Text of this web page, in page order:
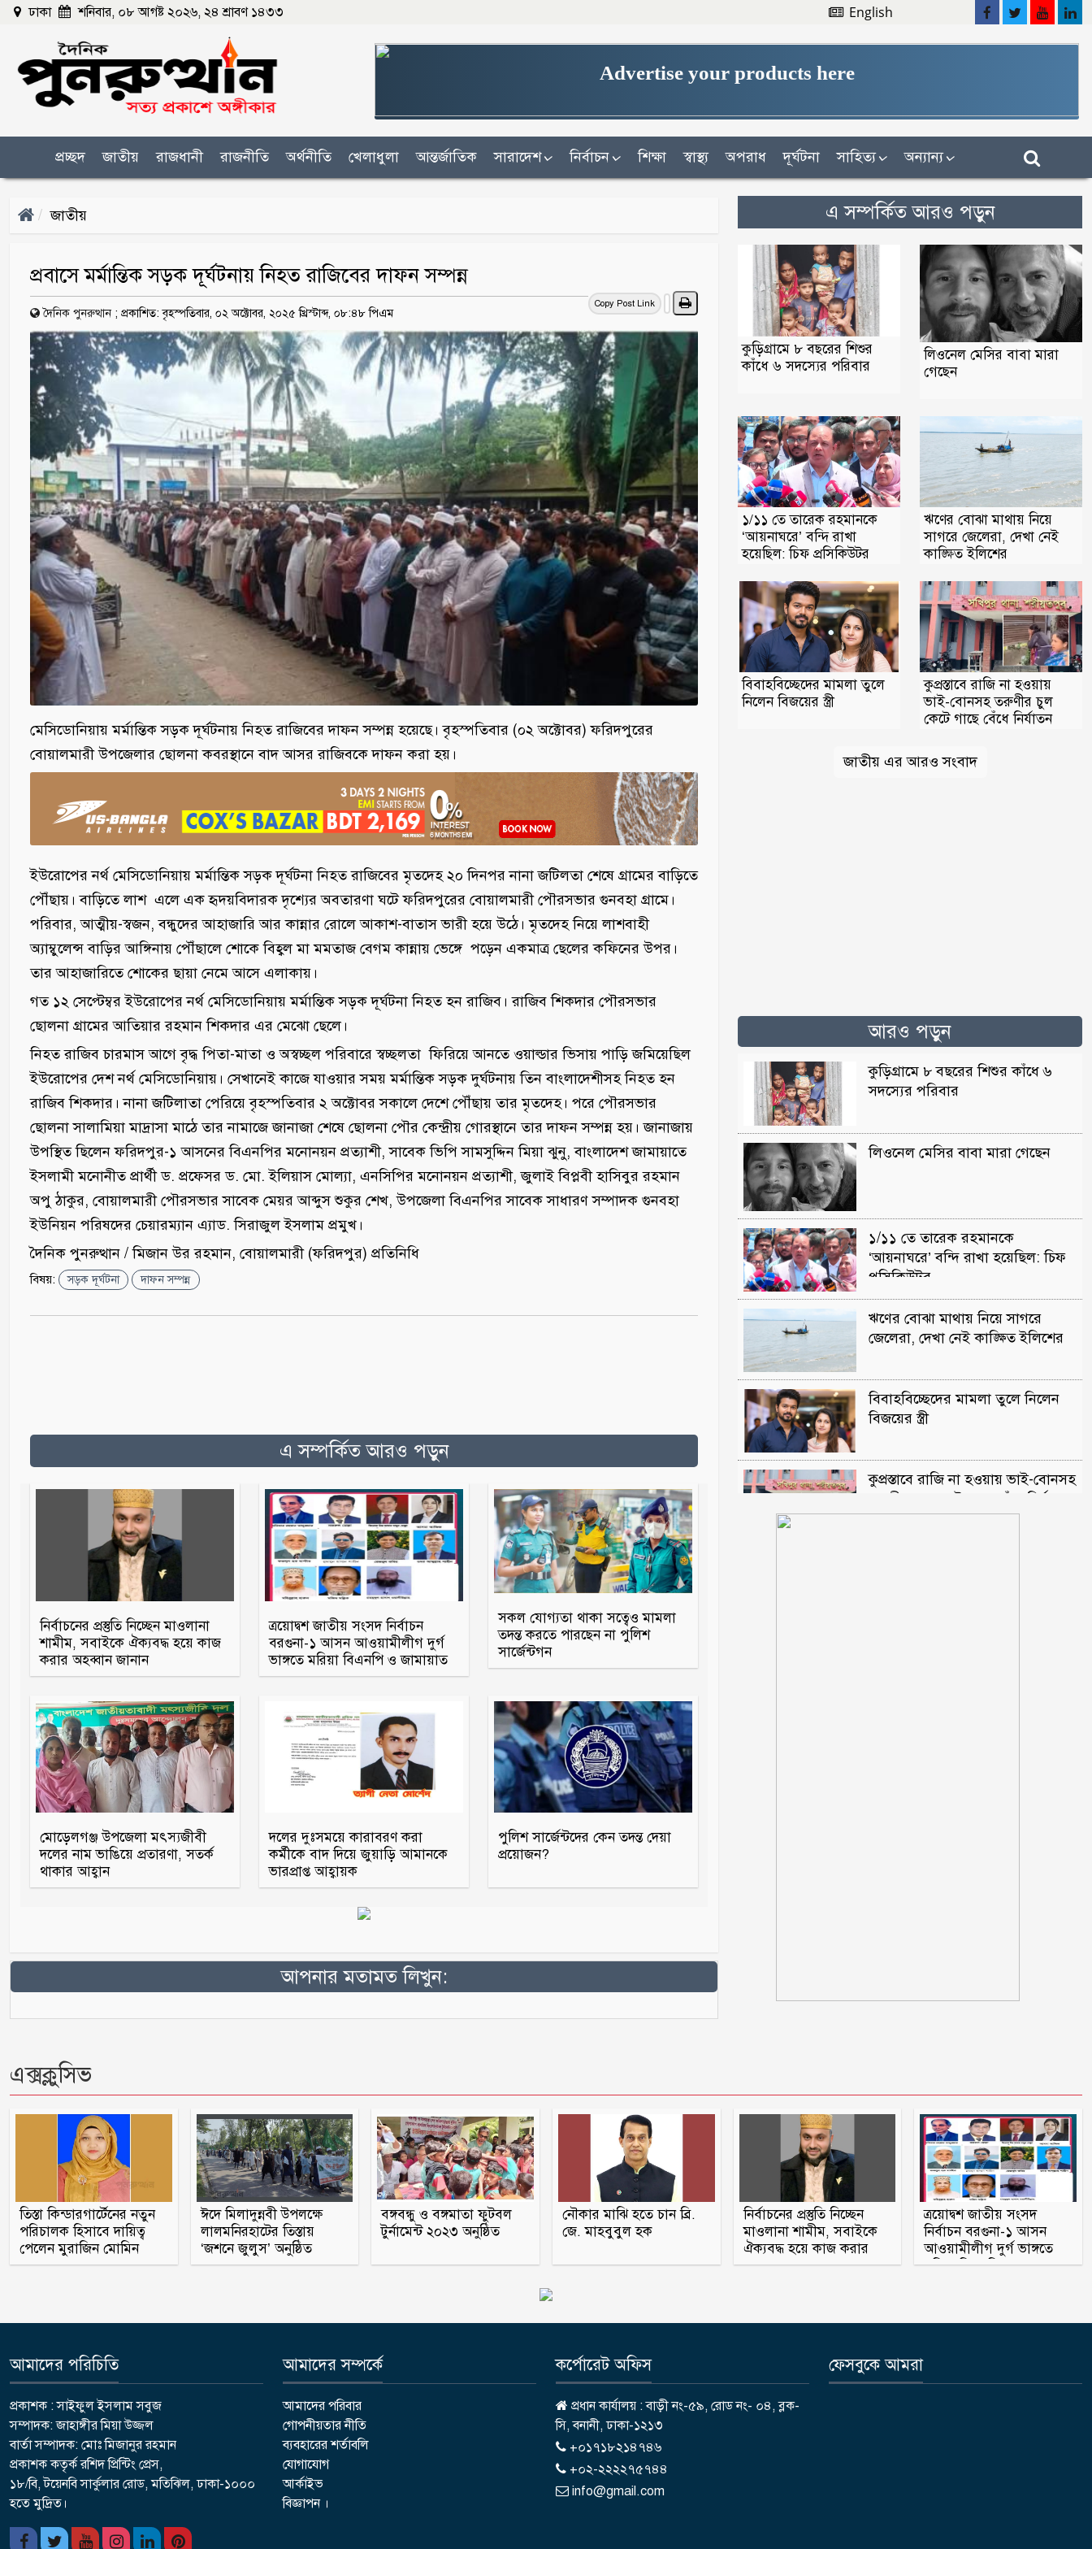
ঢাকা শনিবার, ০৮ আগষ্ট ২০২৬, ২৪ শ্রাবণ ১৪৩৩ English
Advertise your products here
প্রচ্ছদ জাতীয় রাজধানী রাজনীতি অর্থনীতি খেলাধুলা আন্তর্জাতিক সারাদেশ নির্বাচন শিক্ষা স্বাস্থ্য অপরাধ দূর্ঘটনা সাহিত্য অন্যান্য
জাতীয়
প্রবাসে মর্মান্তিক সড়ক দূর্ঘটনায় নিহত রাজিবের দাফন সম্পন্ন
Copy Post Link
দৈনিক পুনরুত্থান ; প্রকাশিত: বৃহস্পতিবার, ০২ অক্টোবর, ২০২৫ খ্রিস্টাব্দ, ০৮:৪৮ পিএম
মেসিডোনিয়ায় মর্মান্তিক সড়ক দূর্ঘটনায় নিহত রাজিবের দাফন সম্পন্ন হয়েছে। বৃহস্পতিবার (০২ অক্টোবর) ফরিদপুরের
বোয়ালমারী উপজেলার ছোলনা কবরস্থানে বাদ আসর রাজিবকে দাফন করা হয়।
ইউরোপের নর্থ মেসিডোনিয়ায় মর্মান্তিক সড়ক দূর্ঘটনা নিহত রাজিবের মৃতদেহ ২০ দিনপর নানা জটিলতা শেষে গ্রামের বাড়িতে
পৌঁছায়। বাড়িতে লাশ এলে এক হৃদয়বিদারক দৃশ্যের অবতারণা ঘটে ফরিদপুরের বোয়ালমারী পৌরসভার গুনবহা গ্রামে।
পরিবার, আত্মীয়-স্বজন, বন্ধুদের আহাজারি আর কান্নার রোলে আকাশ-বাতাস ভারী হয়ে উঠে। মৃতদেহ নিয়ে লাশবাহী
অ্যাম্বুলেন্স বাড়ির আঙ্গিনায় পৌঁছালে শোকে বিহ্বল মা মমতাজ বেগম কান্নায় ভেঙ্গে পড়েন একমাত্র ছেলের কফিনের উপর।
তার আহাজারিতে শোকের ছায়া নেমে আসে এলাকায়।
গত ১২ সেপ্টেম্বর ইউরোপের নর্থ মেসিডোনিয়ায় মর্মান্তিক সড়ক দূর্ঘটনা নিহত হন রাজিব। রাজিব শিকদার পৌরসভার
ছোলনা গ্রামের আতিয়ার রহমান শিকদার এর মেঝো ছেলে।
নিহত রাজিব চারমাস আগে বৃদ্ধ পিতা-মাতা ও অস্বচ্ছল পরিবারে স্বচ্ছলতা ফিরিয়ে আনতে ওয়াল্ডার ভিসায় পাড়ি জমিয়েছিল
ইউরোপের দেশ নর্থ মেসিডোনিয়ায়। সেখানেই কাজে যাওয়ার সময় মর্মান্তিক সড়ক দুর্ঘটনায় তিন বাংলাদেশীসহ নিহত হন
রাজিব শিকদার। নানা জটিলাতা পেরিয়ে বৃহস্পতিবার ২ অক্টোবর সকালে দেশে পৌঁছায় তার মৃতদেহ। পরে পৌরসভার
ছোলনা সালামিয়া মাদ্রাসা মাঠে তার নামাজে জানাজা শেষে ছোলনা পৌর কেন্দ্রীয় গোরস্থানে তার দাফন সম্পন্ন হয়। জানাজায়
উপস্থিত ছিলেন ফরিদপুর-১ আসনের বিএনপির মনোনয়ন প্রত্যাশী, সাবেক ভিপি সামসুদ্দিন মিয়া ঝুনু, বাংলাদেশ জামায়াতে
ইসলামী মনোনীত প্রার্থী ড. প্রফেসর ড. মো. ইলিয়াস মোল্যা, এনসিপির মনোনয়ন প্রত্যাশী, জুলাই বিপ্লবী হাসিবুর রহমান
অপু ঠাকুর, বোয়ালমারী পৌরসভার সাবেক মেয়র আব্দুস শুকুর শেখ, উপজেলা বিএনপির সাবেক সাধারণ সম্পাদক গুনবহা
ইউনিয়ন পরিষদের চেয়ারম্যান এ্যাড. সিরাজুল ইসলাম প্রমুখ।
দৈনিক পুনরুত্থান / মিজান উর রহমান, বোয়ালমারী (ফরিদপুর) প্রতিনিধি
বিষয়: সড়ক দূর্ঘটনা দাফন সম্পন্ন
এ সম্পর্কিত আরও পড়ুন
নির্বাচনের প্রস্তুতি নিচ্ছেন মাওলানা
শামীম, সবাইকে ঐক্যবদ্ধ হয়ে কাজ
করার অহব্বান জানান
ত্রয়োদ্বশ জাতীয় সংসদ নির্বাচন
বরগুনা-১ আসন আওয়ামীলীগ দুর্গ
ভাঙ্গতে মরিয়া বিএনপি ও জামায়াত
সকল যোগ্যতা থাকা সত্বেও মামলা
তদন্ত করতে পারছেন না পুলিশ
সার্জেন্টগন
মোড়েলগঞ্জ উপজেলা মৎস্যজীবী
দলের নাম ভাঙিয়ে প্রতারণা, সতর্ক
থাকার আহ্বান
দলের দুঃসময়ে কারাবরণ করা
কর্মীকে বাদ দিয়ে জুয়াড়ি আমানকে
ভারপ্রাপ্ত আহ্বায়ক
পুলিশ সার্জেন্টদের কেন তদন্ত দেয়া
প্রয়োজন?
আপনার মতামত লিখুন:
এ সম্পর্কিত আরও পড়ুন
কুড়িগ্রামে ৮ বছরের শিশুর
কাঁধে ৬ সদস্যের পরিবার
লিওনেল মেসির বাবা মারা
গেছেন
১/১১ তে তারেক রহমানকে
‘আয়নাঘরে’ বন্দি রাখা
হয়েছিল: চিফ প্রসিকিউটর
ঋণের বোঝা মাথায় নিয়ে
সাগরে জেলেরা, দেখা নেই
কাঙ্ক্ষিত ইলিশের
বিবাহবিচ্ছেদের মামলা তুলে
নিলেন বিজয়ের স্ত্রী
কুপ্রস্তাবে রাজি না হওয়ায়
ভাই-বোনসহ তরুণীর চুল
কেটে গাছে বেঁধে নির্যাতন
জাতীয় এর আরও সংবাদ
আরও পড়ুন
কুড়িগ্রামে ৮ বছরের শিশুর কাঁধে ৬
সদস্যের পরিবার
লিওনেল মেসির বাবা মারা গেছেন
১/১১ তে তারেক রহমানকে
‘আয়নাঘরে’ বন্দি রাখা হয়েছিল: চিফ
প্রসিকিউটর
ঋণের বোঝা মাথায় নিয়ে সাগরে
জেলেরা, দেখা নেই কাঙ্ক্ষিত ইলিশের
বিবাহবিচ্ছেদের মামলা তুলে নিলেন
বিজয়ের স্ত্রী
কুপ্রস্তাবে রাজি না হওয়ায় ভাই-বোনসহ
তরুণীর চুল কেটে গাছে বেঁধে নির্যাতন
বিমানমন্ত্রীর সভাস্থল থেকে ‘পিস্তল’সহ
প্রয়াত বিএনপি নেতার ছেলে আটক
রোমে বিমানের ভেতর ৭ ঘণ্টা ধরে
আটকা আড়াই শতাধিক যাত্রী
নোয়াখালীতে পর্নোগ্রাফি চক্রের ৫
সদস্য গ্রেপ্তার: উদ্ধার ৪ তরুণী
চেয়ারম্যান কাজী আল তারিক
ভাঙ্গায় নির্মাণাধীন ভবনে সেন্টারিং
খুলতে গিয়ে রাজমিস্ত্রি নিহত
এক্সক্লুসিভ
তিস্তা কিন্ডারগার্টেনের নতুন
পরিচালক হিসাবে দায়িত্ব
পেলেন মুরাজিন মোমিন
ঈদে মিলাদুন্নবী উপলক্ষে
লালমনিরহাটের তিস্তায়
‘জশনে জুলুস’ অনুষ্ঠিত
বঙ্গবন্ধু ও বঙ্গমাতা ফুটবল
টুর্নামেন্ট ২০২৩ অনুষ্ঠিত
নৌকার মাঝি হতে চান ব্রি.
জে. মাহবুবুল হক
নির্বাচনের প্রস্তুতি নিচ্ছেন
মাওলানা শামীম, সবাইকে
ঐক্যবদ্ধ হয়ে কাজ করার
অহব্বান জানান
ত্রয়োদ্বশ জাতীয় সংসদ
নির্বাচন বরগুনা-১ আসন
আওয়ামীলীগ দুর্গ ভাঙ্গতে
মরিয়া বিএনপি ও জামায়াত
আমাদের পরিচিতি
প্রকাশক : সাইফুল ইসলাম সবুজ
সম্পাদক: জাহাঙ্গীর মিয়া উজ্জল
বার্তা সম্পাদক: মোঃ মিজানুর রহমান
প্রকাশক কতৃর্ক রশিদ প্রিন্টিং প্রেস,
১৮/বি, টয়েনবি সার্কুলার রোড, মতিঝিল, ঢাকা-১০০০
হতে মুদ্রিত।
আমাদের সম্পর্কে
আমাদের পরিবার
গোপনীয়তার নীতি
ব্যবহারের শর্তাবলি
যোগাযোগ
আর্কাইভ
বিজ্ঞাপন ।
কর্পোরেট অফিস
প্রধান কার্যালয় : বাড়ী নং-৫৯, রোড নং- ০৪, ব্লক-
সি, বনানী, ঢাকা-১২১৩
+০১৭১৮২১৪৭৪৬
+০২-২২২২৭৫৭৪৪
info@gmail.com
ফেসবুকে আমরা